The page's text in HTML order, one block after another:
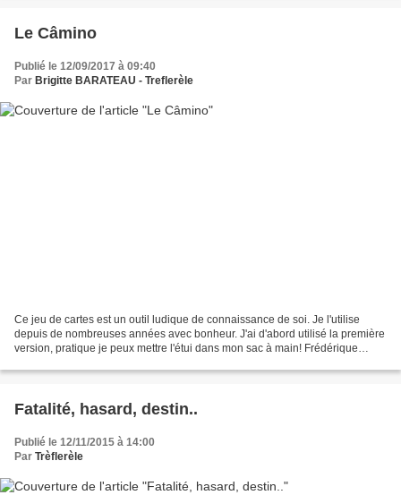
Le Câmino
Publié le 12/09/2017 à 09:40
Par Brigitte BARATEAU - Treflerèle
Ce jeu de cartes est un outil ludique de connaissance de soi. Je l'utilise
depuis de nombreuses années avec bonheur. J'ai d'abord utilisé la première
version, pratique je peux mettre l'étui dans mon sac à main! Frédérique
Fatalité, hasard, destin..
Publié le 12/11/2015 à 14:00
Par Trèflerèle